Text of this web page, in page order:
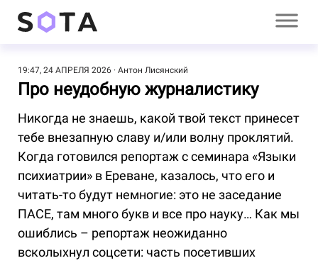
19:47, 24 АПРЕЛЯ 2026 Антон Лисянский
Про неудобную журналистику
Никогда не знаешь, какой твой текст принесет
тебе внезапную славу и/или волну проклятий.
Когда готовился репортаж с семинара «Языки
психиатрии» в Ереване, казалось, что его и
читать-то будут немногие: это не заседание
ПАСЕ, там много букв и все про науку… Как мы
ошиблись – репортаж неожиданно
всколыхнул соцсети: часть посетивших